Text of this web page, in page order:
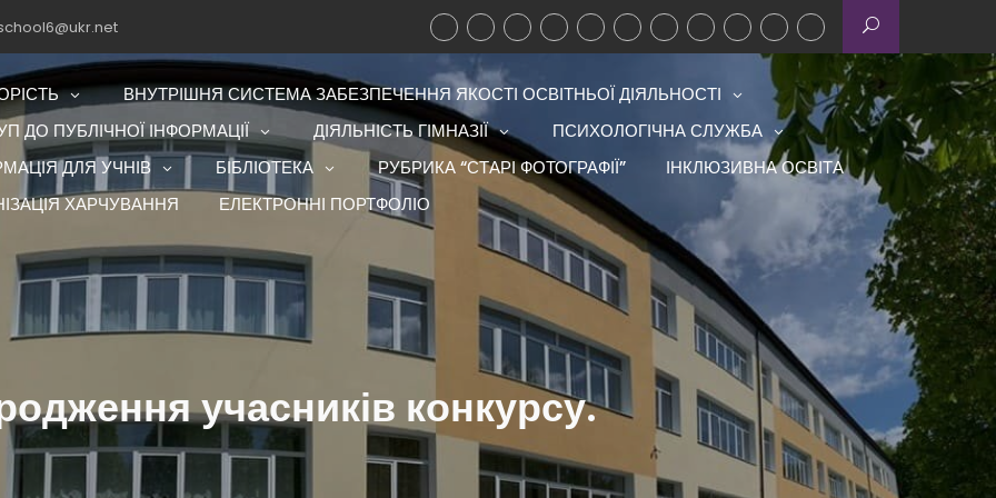
ВНУТРІШНЯ СИСТЕМА ЗАБЕЗПЕЧЕННЯ ЯКОСТІ ОСВІТНЬОЇ ДІЯЛЬНОСТІ
ДО ПУБЛІЧНОЇ ІНФОРМАЦІЇ
ДІЯЛЬНІСТЬ ГІМНАЗІЇ
ПСИХОЛОГІЧНА СЛУЖБА
ДЛЯ УЧНІВ
БІБЛІОТЕКА РУБРИКА “СТАРІ ФОТОГРАФІЇ”
ІНКЛЮЗИВНА ОСВІТА
ХАРЧУВАННЯ
ЕЛЕКТРОННІ ПОРТФОЛІО
учасників конкурсу.